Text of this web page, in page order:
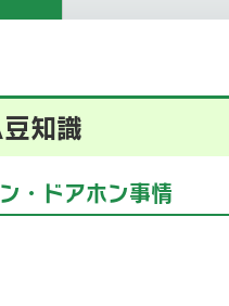
知識
・ドアホン事情